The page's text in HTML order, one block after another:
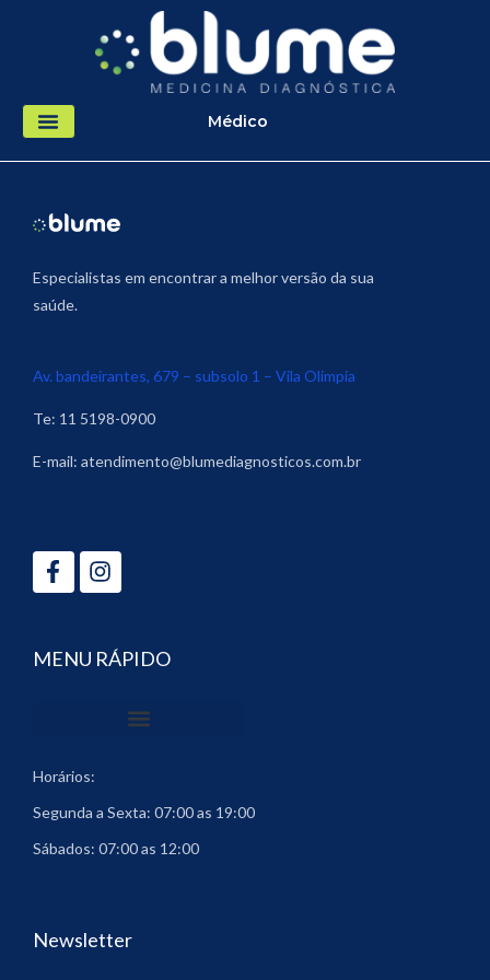
conteúdo
Médico
Especialistas em encontrar a melhor versão da sua
saúde.
Av. bandeirantes, 679 – subsolo 1 – Vila Olimpia
Te: 11 5198-0900
E-mail: atendimento@blumediagnosticos.com.br
f
MENU RÁPIDO
Horários:
Segunda a Sexta: 07:00 as 19:00
Sábados: 07:00 as 12:00
Newsletter